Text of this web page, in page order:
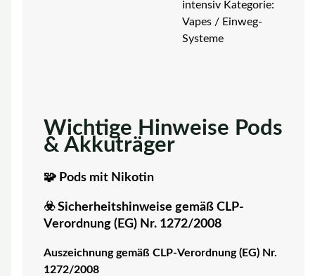
intensiv Kategorie:
Vapes / Einweg-
Systeme
Wichtige Hinweise Pods
& Akkuträger
🧩 Pods mit Nikotin
☣️ Sicherheitshinweise gemäß CLP-
Verordnung (EG) Nr. 1272/2008
Auszeichnung gemäß CLP-Verordnung (EG) Nr.
1272/2008